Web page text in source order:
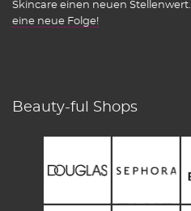
Skincare einen neuen Stellenwert.
eine neue Folge!
Beauty-ful Shops